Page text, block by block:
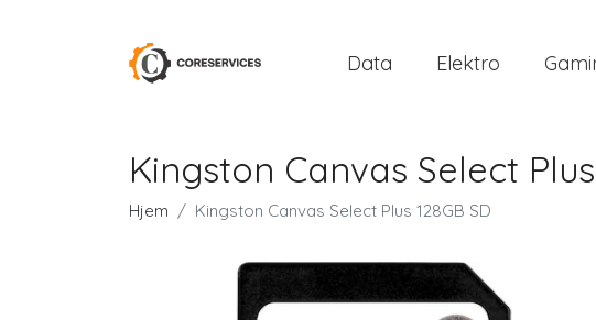
Data Elektro
Kingston Canvas Select Plus
Hjem Kingston Canvas Select Plus 128GB SD